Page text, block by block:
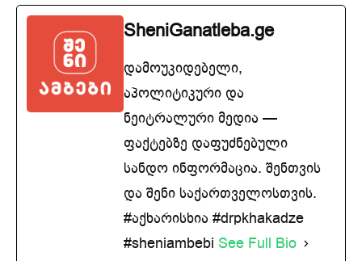
SheniGanatleba.ge
დამოუკიდებელი,
აპოლიტიკური და
ნეიტრალური მედია —
ფაქტებზე დაფუძნებული
სანდო ინფორმაცია. შენთვის
და შენი საქართველოსთვის.
#აქხარისხია #drpkhakadze
#sheniambebi See Full Bio